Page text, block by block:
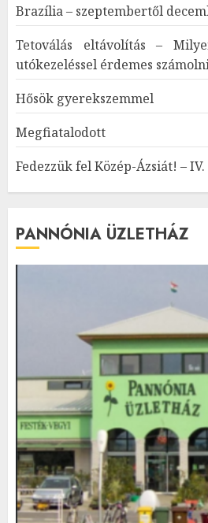
Brazília – szeptembertől
Tetoválás eltávolítás –
utókezeléssel érdemes
Hősök gyerekszemmel
Megfiatalodott
Fedezzük fel Közép-Ázsiát! – IV.
PANNÓNIA ÜZLETHÁZ